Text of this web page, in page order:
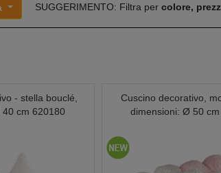
SUGGERIMENTO: Filtra per colore,
- stella bouclé,
cm 620180
Cuscino decorativo,
dimensioni: Ø 50 cm